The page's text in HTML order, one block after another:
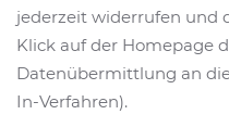
jederzeit widerrufen und
Klick auf der Homepage
Datenübermittlung an
In-Verfahren).